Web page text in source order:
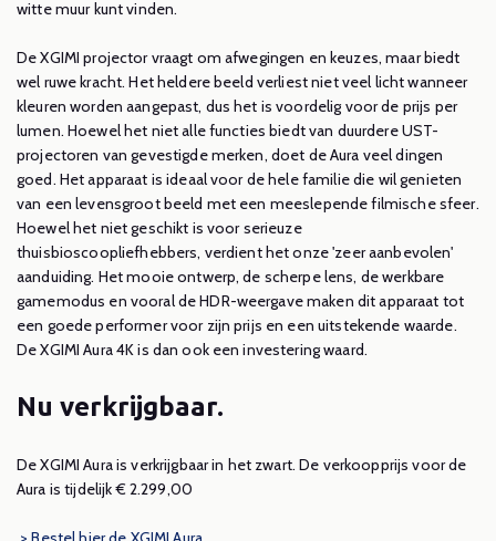
witte muur kunt vinden.
De XGIMI projector vraagt om afwegingen en keuzes, maar biedt
wel ruwe kracht. Het heldere beeld verliest niet veel licht wanneer
kleuren worden aangepast, dus het is voordelig voor de prijs per
lumen. Hoewel het niet alle functies biedt van duurdere UST-
projectoren van gevestigde merken, doet de Aura veel dingen
goed. Het apparaat is ideaal voor de hele familie die wil genieten
van een levensgroot beeld met een meeslepende filmische sfeer.
Hoewel het niet geschikt is voor serieuze
thuisbioscoopliefhebbers, verdient het onze 'zeer aanbevolen'
aanduiding. Het mooie ontwerp, de scherpe lens, de werkbare
gamemodus en vooral de HDR-weergave maken dit apparaat tot
een goede performer voor zijn prijs en een uitstekende waarde.
De XGIMI Aura 4K is dan ook een investering waard.
Nu verkrijgbaar.
De XGIMI Aura is verkrijgbaar in het zwart. De verkoopprijs voor de
Aura is tijdelijk € 2.299,00